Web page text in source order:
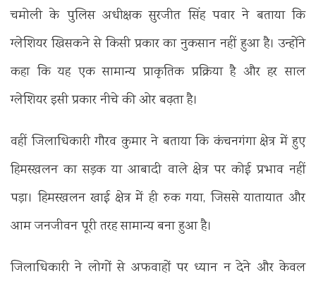
चमोली के पुलिस अधीक्षक सुरजीत सिंह पवार ने बताया कि
ग्लेशियर खिसकने से किसी प्रकार का नुकसान नहीं हुआ है। उन्होंने
कहा कि यह एक सामान्य प्राकृतिक प्रक्रिया है और हर साल
ग्लेशियर इसी प्रकार नीचे की ओर बढ़ता है।
वहीं जिलाधिकारी गौरव कुमार ने बताया कि कंचनगंगा क्षेत्र में हुए
हिमस्खलन का सड़क या आबादी वाले क्षेत्र पर कोई प्रभाव नहीं
पड़ा। हिमस्खलन खाई क्षेत्र में ही रुक गया, जिससे यातायात और
आम जनजीवन पूरी तरह सामान्य बना हुआ है।
जिलाधिकारी ने लोगों से अफवाहों पर ध्यान न देने और केवल